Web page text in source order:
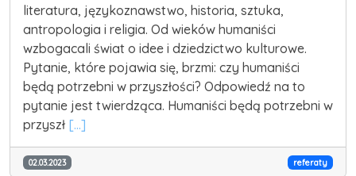
literatura, językoznawstwo, historia, sztuka,
antropologia i religia. Od wieków humaniści
wzbogacali świat o idee i dziedzictwo kulturowe.
Pytanie, które pojawia się, brzmi: czy humaniści
będą potrzebni w przyszłości? Odpowiedź na to
pytanie jest twierdząca. Humaniści będą potrzebni w
przyszł [...]
02.03.2023 referaty